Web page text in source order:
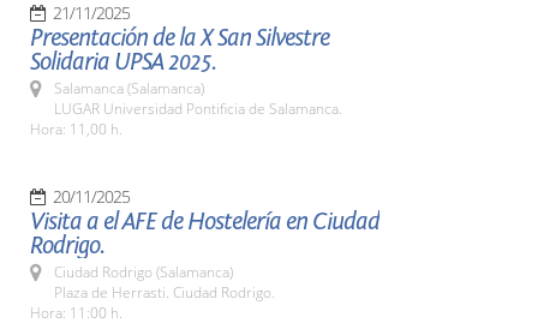
21/11/2025
Presentación de la X San Silvestre
Solidaria UPSA 2025.
Salamanca (Salamanca)
LUGAR Universidad Pontificia de Salamanca.
Hora: 11,00 h.
20/11/2025
Visita a el AFE de Hostelería en Ciudad
Rodrigo.
Ciudad Rodrigo (Salamanca)
Plaza de Herrasti. Ciudad Rodrigo.
Hora: 11:00 h.